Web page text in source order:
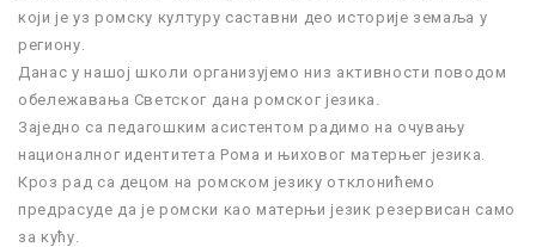
који је уз ромску културу саставни део историје земаља у
региону.
Данас у нашој школи организујемо низ активности поводом
обележавања Светског дана ромског језика.
Заједно са педагошким асистентом радимо на очувању
националног идентитета Рома и њиховог матерњег језика.
Кроз рад са децом на ромском језику отклонићемо
предрасуде да је ромски као матерњи језик резервисан само
за кућу.